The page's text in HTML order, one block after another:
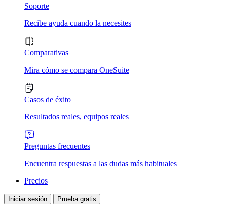
Soporte
Recibe ayuda cuando la necesites
Comparativas
Mira cómo se compara OneSuite
Casos de éxito
Resultados reales, equipos reales
Preguntas frecuentes
Encuentra respuestas a las dudas más habituales
Precios
Iniciar sesión Prueba gratis